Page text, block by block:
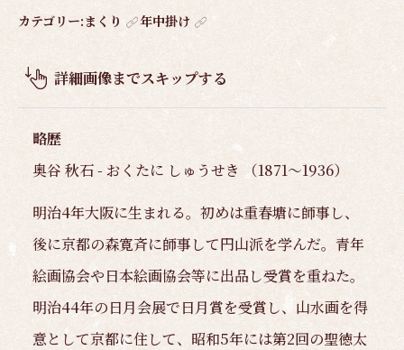
作
概
要
カテゴリー:まくり 年中掛け
詳細画像までスキップする
略歴
奥谷 秋石 - おくたに しゅうせき （1871～1936）
明治4年大阪に生まれる。初めは重春塘に師事し、
後に京都の森寛斉に師事して円山派を学んだ。青年
絵画協会や日本絵画協会等に出品し受賞を重ねた。
明治44年の日月会展で日月賞を受賞し、山水画を得
意として京都に住して、昭和5年には第2回の聖徳太